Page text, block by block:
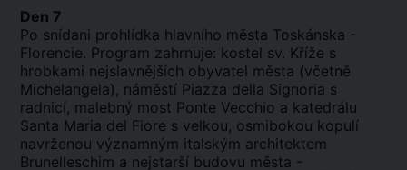
Den 7
Po snídani prohlídka hlavního města Toskánska -
Florencie. Program zahrnuje: kostel sv. Kříže s
hrobkami nejslavnějších obyvatel města (včetně
Michelangela), náměstí Piazza della Signoria s
radnicí, malebný most Ponte Vecchio a katedrálu
Santa Maria del Fiore s velkou, osmibokou kopulí
navrženou významným italským architektem
Brunelleschim a nejstarší budovu města -